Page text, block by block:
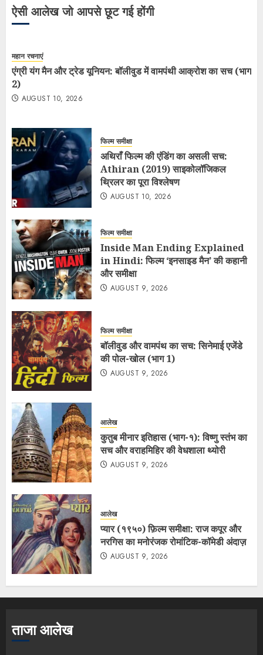
ऐसी आलेख जो आपसे छूट गई होंगी
महान रचनाएं
एंग्री यंग मैन और ट्रेड यूनियन: बॉलीवुड में वामपंथी आक्रोश का सच (भाग
2)
AUGUST 10, 2026
फिल्म समीक्षा
अथिराँ फिल्म की एंडिंग का असली सच:
Athiran (2019) साइकोलॉजिकल
थ्रिलर का पूरा विश्लेषण
AUGUST 10, 2026
फिल्म समीक्षा
Inside Man Ending Explained
in Hindi: फिल्म ‘इनसाइड मैन’ की कहानी
और समीक्षा
AUGUST 9, 2026
फिल्म समीक्षा
बॉलीवुड और वामपंथ का सच: सिनेमाई एजेंडे
की पोल-खोल (भाग 1)
AUGUST 9, 2026
आलेख
कुतुब मीनार इतिहास (भाग-१): विष्णु स्तंभ का
सच और वराहमिहिर की वेधशाला थ्योरी
AUGUST 9, 2026
आलेख
प्यार (१९५०) फ़िल्म समीक्षा: राज कपूर और
नरगिस का मनोरंजक रोमांटिक-कॉमेडी अंदाज़
AUGUST 9, 2026
ताजा आलेख